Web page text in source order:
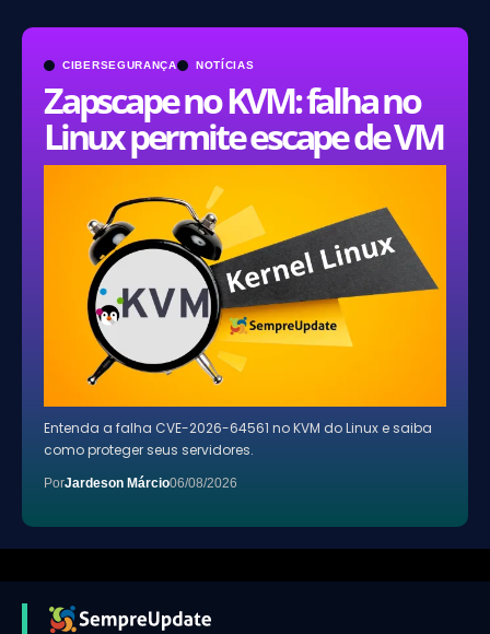
CIBERSEGURANÇA NOTÍCIAS
Zapscape no KVM: falha no
Linux permite escape de VM
Entenda a falha CVE-2026-64561 no KVM do Linux e saiba
como proteger seus servidores.
PorJardeson Márcio06/08/2026